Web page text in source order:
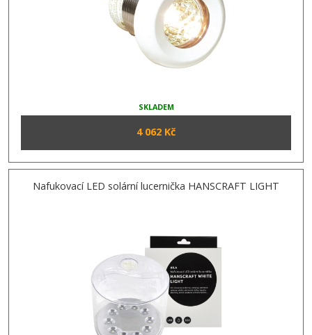
SKLADEM
4 062 Kč
Nafukovací LED solární lucernička HANSCRAFT LIGHT